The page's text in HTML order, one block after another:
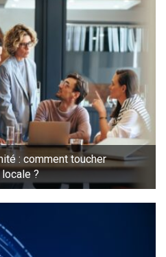
: comment toucher
?